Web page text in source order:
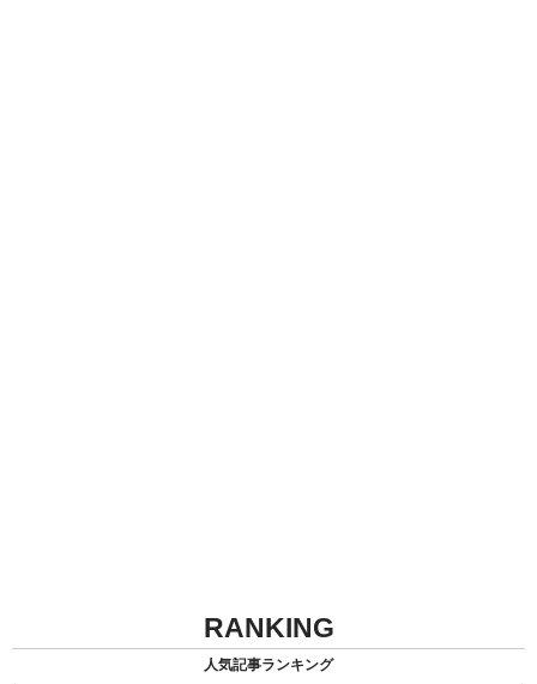
RANKING
人気記事ランキング